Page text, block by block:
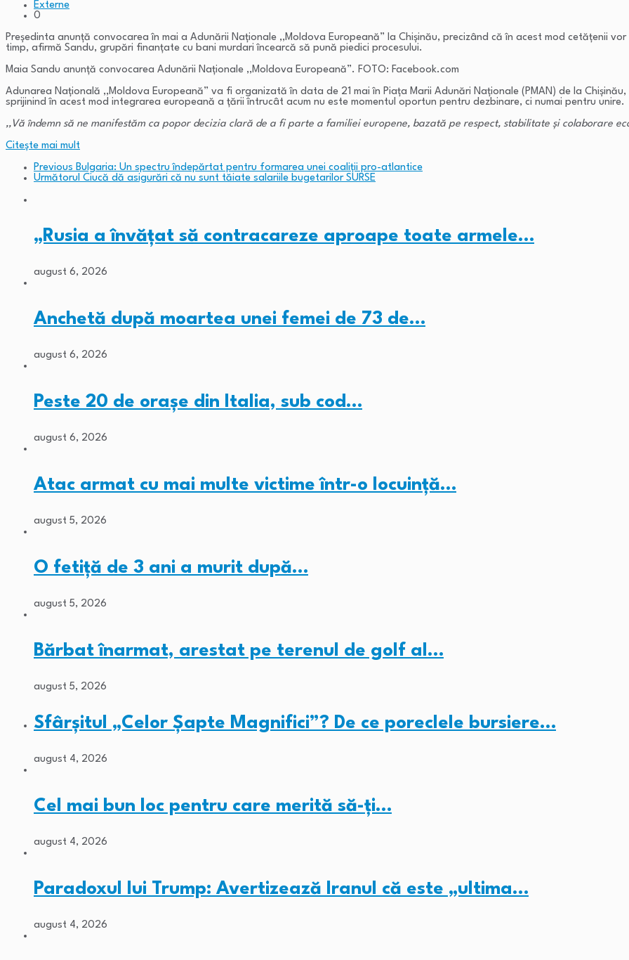
Externe
0
Președinta anunță convocarea în mai a Adunării Naționale ,,Moldova Europeană” la Chișinău, precizând că în acest mod cetățenii
timp, afirmă Sandu, grupări finanțate cu bani murdari încearcă să pună piedici procesului.
Maia Sandu anunță convocarea Adunării Naționale ,,Moldova Europeană”. FOTO: Facebook.com
Adunarea Națională ,,Moldova Europeană” va fi organizată în data de 21 mai în Piața Marii Adunări Naționale (PMAN) de la
sprijinind în acest mod integrarea europeană a țării întrucât acum nu este momentul oportun pentru dezbinare, ci numai pentru unire.
,, Vă îndemn să ne manifestăm ca popor decizia clară de a fi parte a familiei europene, bazată pe respect, stabilitate și colaborare
Citeşte mai mult
Previous Bulgaria: Un spectru îndepărtat pentru formarea unei coaliții pro-atlantice
Următorul Ciucă dă asigurări că nu sunt tăiate salariile bugetarilor SURSE
„Rusia a învățat să contracareze aproape toate armele…
august 6, 2026
Anchetă după moartea unei femei de 73 de…
august 6, 2026
Peste 20 de orașe din Italia, sub cod…
august 6, 2026
Atac armat cu mai multe victime într-o locuință…
august 5, 2026
O fetiță de 3 ani a murit după…
august 5, 2026
Bărbat înarmat, arestat pe terenul de golf al…
august 5, 2026
Sfârșitul „Celor Șapte Magnifici”? De ce poreclele bursiere…
august 4, 2026
Cel mai bun loc pentru care merită să-ți…
august 4, 2026
Paradoxul lui Trump: Avertizează Iranul că este „ultima…
august 4, 2026